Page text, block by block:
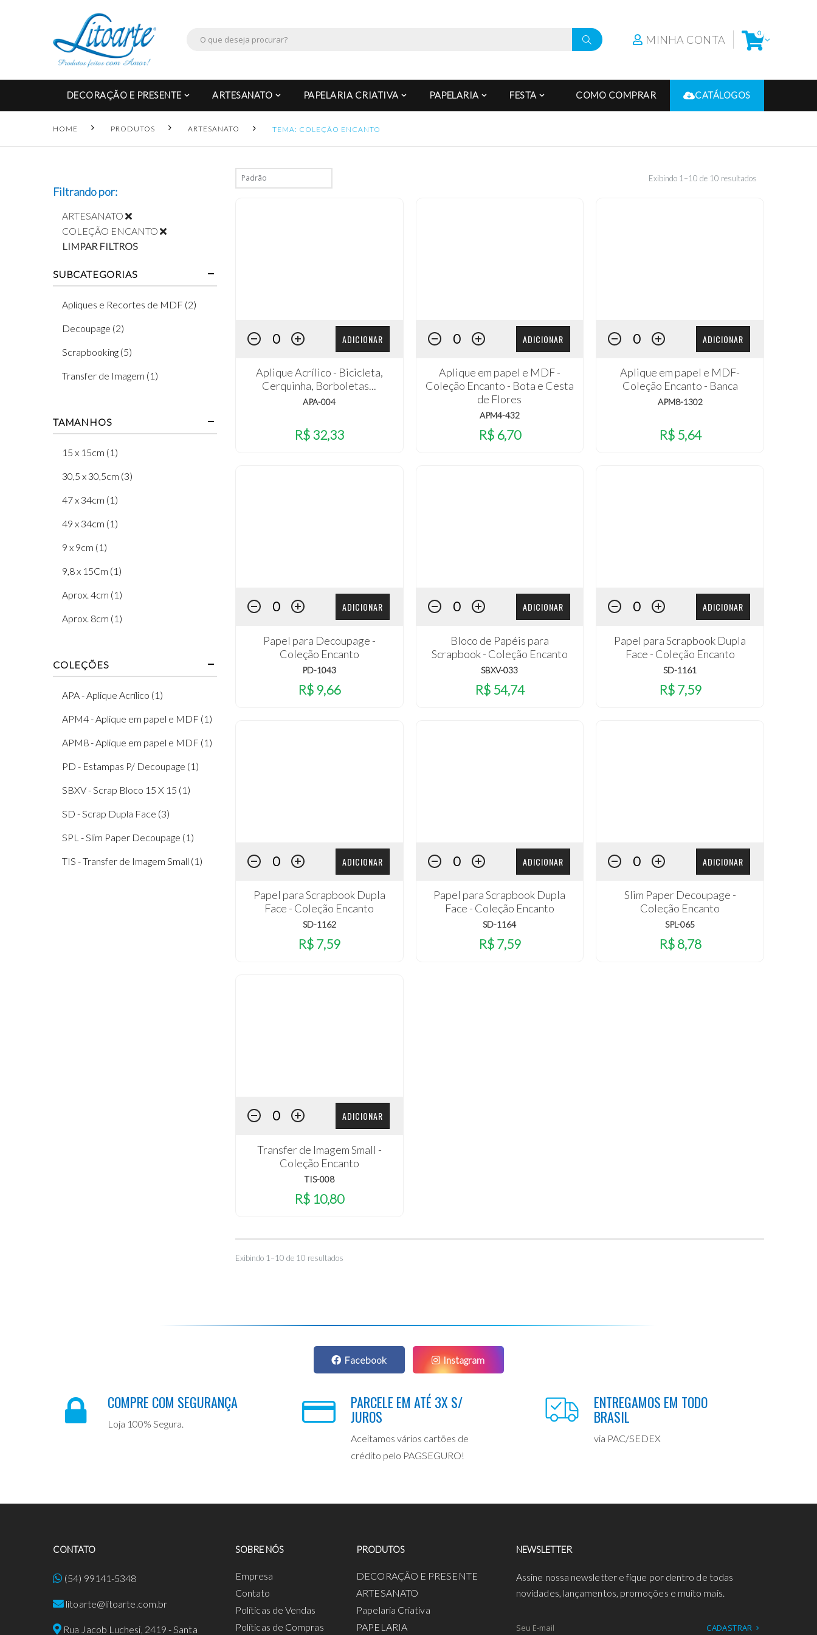
MINHA CONTA 0
DECORAÇÃO E PRESENTE ARTESANATO PAPELARIA CRIATIVA PAPELARIA FESTA COMO COMPRAR CATÁLOGOS
HOME PRODUTOS ARTESANATO TEMA: COLEÇÃO ENCANTO
Exibindo 1–10 de 10 resultados
ADICIONAR
Aplique Acrílico - Bicicleta,
Cerquinha, Borboletas...
APA-004
R$ 32,33
ADICIONAR
Aplique em papel e MDF -
Coleção Encanto - Bota e Cesta
de Flores
APM4-432
R$ 6,70
ADICIONAR
Aplique em papel e MDF-
Coleção Encanto - Banca
APM8-1302
R$ 5,64
ADICIONAR
Papel para Decoupage -
Coleção Encanto
PD-1043
R$ 9,66
ADICIONAR
Bloco de Papéis para
Scrapbook - Coleção Encanto
SBXV-033
R$ 54,74
ADICIONAR
Papel para Scrapbook Dupla
Face - Coleção Encanto
SD-1161
R$ 7,59
ADICIONAR
Papel para Scrapbook Dupla
Face - Coleção Encanto
SD-1162
R$ 7,59
ADICIONAR
Papel para Scrapbook Dupla
Face - Coleção Encanto
SD-1164
R$ 7,59
ADICIONAR
Slim Paper Decoupage -
Coleção Encanto
SPL-065
R$ 8,78
ADICIONAR
Transfer de Imagem Small -
Coleção Encanto
TIS-008
R$ 10,80
Exibindo 1–10 de 10 resultados
Filtrando por:
ARTESANATO
COLEÇÃO ENCANTO
LIMPAR FILTROS
SUBCATEGORIAS
Apliques e Recortes de MDF (2)
Decoupage (2)
Scrapbooking (5)
Transfer de Imagem (1)
TAMANHOS
15 x 15cm (1)
30,5 x 30,5cm (3)
47 x 34cm (1)
49 x 34cm (1)
9 x 9cm (1)
9,8 x 15Cm (1)
Aprox. 4cm (1)
Aprox. 8cm (1)
COLEÇÕES
APA - Aplique Acrílico (1)
APM4 - Aplique em papel e MDF (1)
APM8 - Aplique em papel e MDF (1)
PD - Estampas P/ Decoupage (1)
SBXV - Scrap Bloco 15 X 15 (1)
SD - Scrap Dupla Face (3)
SPL - Slim Paper Decoupage (1)
TIS - Transfer de Imagem Small (1)
Facebook Instagram
COMPRE COM SEGURANÇA
Loja 100% Segura.
PARCELE EM ATÉ 3X S/
JUROS
Aceitamos vários cartões de
crédito pelo PAGSEGURO!
ENTREGAMOS EM TODO
BRASIL
via PAC/SEDEX
CONTATO
(54) 99141-5348
litoarte@litoarte.com.br
Rua Jacob Luchesi, 2419 - Santa
SOBRE NÓS
Empresa
Contato
Políticas de Vendas
Políticas de Compras
PRODUTOS
DECORAÇÃO E PRESENTE
ARTESANATO
Papelaria Criativa
PAPELARIA
NEWSLETTER
Assine nossa newsletter e fique por dentro de todas
novidades, lançamentos, promoções e muito mais.
CADASTRAR